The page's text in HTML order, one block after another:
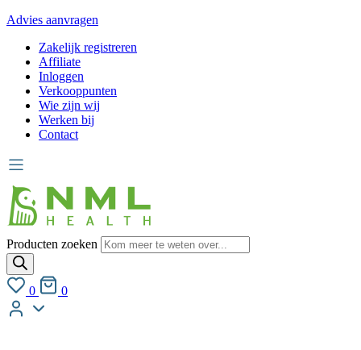
Advies aanvragen
Zakelijk registreren
Affiliate
Inloggen
Verkooppunten
Wie zijn wij
Werken bij
Contact
Producten zoeken
0 0